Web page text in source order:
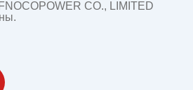
CO., LIMITED